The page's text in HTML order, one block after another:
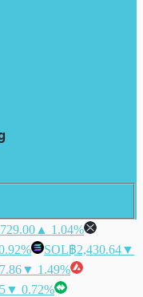
▲ 1.04%
SOL฿2,430.64▼
▼ 1.49%
▼ 0.72%